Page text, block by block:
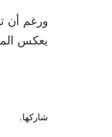
ورغم أن
يعكس
شاركها.